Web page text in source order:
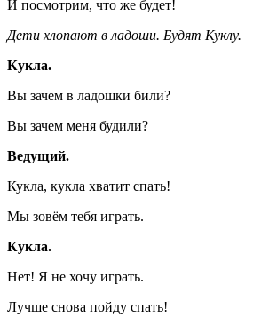
И посмотрим, что же будет!
Дети хлопают в ладоши. Будят Куклу.
Кукла.
Вы зачем в ладошки били?
Вы зачем меня будили?
Ведущий.
Кукла, кукла хватит спать!
Мы зовём тебя играть.
Кукла.
Нет! Я не хочу играть.
Лучше снова пойду спать!